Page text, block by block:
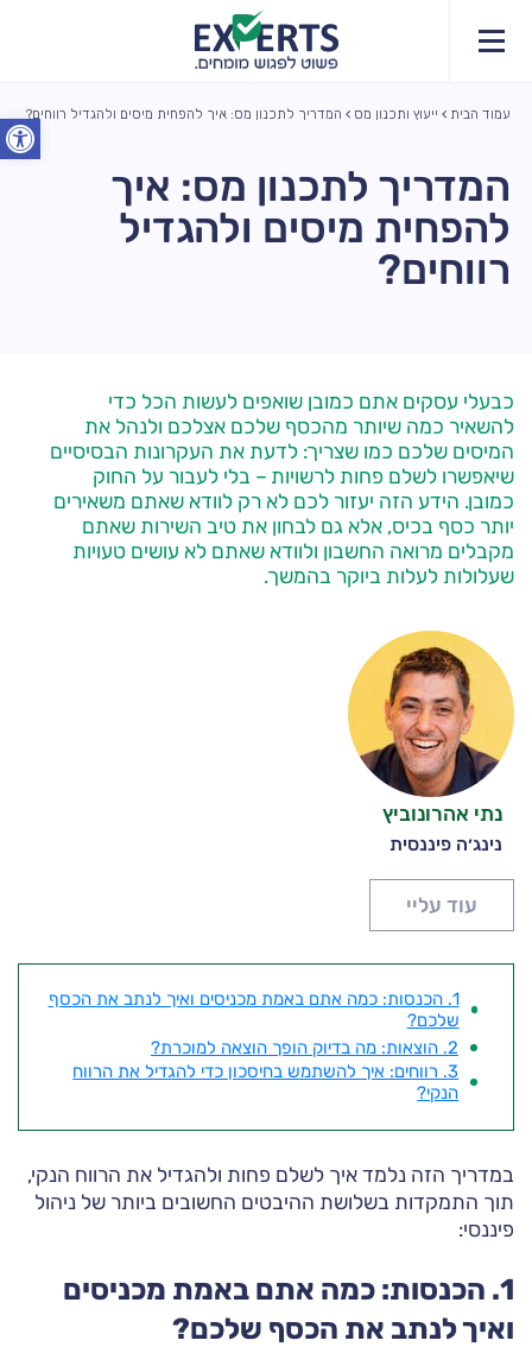
פתח עמוד הבית ייעוץ ותכנון מס המדריך לתכנון מס: איך להפחית מיסים ולהגדיל רווחים?
המדריך לתכנון מס: איך
להפחית מיסים ולהגדיל
רווחים?
כבעלי עסקים אתם כמובן שואפים לעשות הכל כדי
להשאיר כמה שיותר מהכסף שלכם אצלכם ולנהל את
המיסים שלכם כמו שצריך: לדעת את העקרונות הבסיסיים
שיאפשרו לשלם פחות לרשויות – בלי לעבור על החוק
כמובן. הידע הזה יעזור לכם לא רק לוודא שאתם משאירים
יותר כסף בכיס, אלא גם לבחון את טיב השירות שאתם
מקבלים מרואה החשבון ולוודא שאתם לא עושים טעויות
שעלולות לעלות ביוקר בהמשך.
נתי אהרונוביץ
נינג׳ה פיננסית
עוד עליי
1. הכנסות: כמה אתם באמת מכניסים ואיך לנתב את הכסף
שלכם?
2. הוצאות: מה בדיוק הופך הוצאה למוכרת?
3. רווחים: איך להשתמש בחיסכון כדי להגדיל את הרווח
הנקי?
במדריך הזה נלמד איך לשלם פחות ולהגדיל את הרווח הנקי,
תוך התמקדות בשלושת ההיבטים החשובים ביותר של ניהול
פיננסי:
1. הכנסות: כמה אתם באמת מכניסים
ואיך לנתב את הכסף שלכם?